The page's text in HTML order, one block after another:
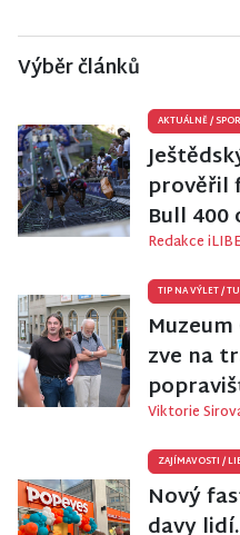
Výběr článků
AKTUÁLNĚ/
prověřil
Bull 400
Redakce
TIP NA VÝLET/
zve na
Viktorie
ZAJÍMAVOSTI /
Nový